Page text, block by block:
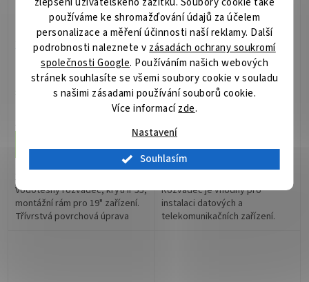
používáme ke shromažďování údajů za účelem
personalizace a měření účinnosti naší reklamy. Další
podrobnosti naleznete v zásadách ochrany soukromí
společnosti Google. Používáním našich webových
stránek souhlasíte se všemi soubory cookie v souladu
s našimi zásadami používání souborů cookie.
Více informacízde.
Nastavení
Souhlasím
XtendLan Venkovní
rozvaděč pro 19", 11U,
hloubka 300mm, IP55,
(1 ks)
Vodotěsný rozvaděč, krytí IP55,
montážní rám pro 19" zařízení.
Třívrstvá povrchová úprava
XtendLan 9U/600x600,
na zeď, jednodílný,
skleněné dveře
Není skladem
Rozvaděč je vhodný pro
instalaci datových a
telekomunikačních zařízení.